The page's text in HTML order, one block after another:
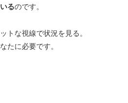
るのです。
トな視線で状況を見る。
たに必要です。